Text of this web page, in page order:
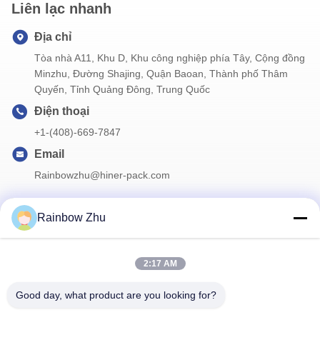
Liên lạc nhanh
Địa chỉ
Tòa nhà A11, Khu D, Khu công nghiệp phía Tây, Cộng đồng
Minzhu, Đường Shajing, Quận Baoan, Thành phố Thâm
Quyến, Tỉnh Quảng Đông, Trung Quốc
Điện thoại
+1-(408)-669-7847
Email
Rainbowzhu@hiner-pack.com
nữa.
Rainbow Zhu
2:17 AM
Good day, what product are you looking for?